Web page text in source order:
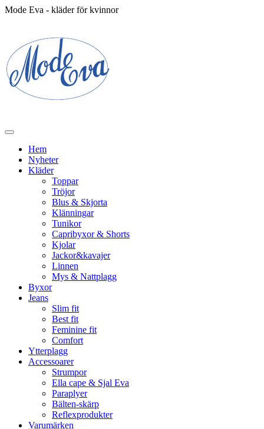
Mode Eva - kläder för kvinnor
Hem
Nyheter
Kläder
Toppar
Tröjor
Blus & Skjorta
Klänningar
Tunikor
Capribyxor & Shorts
Kjolar
Jackor&kavajer
Linnen
Mys & Nattplagg
Byxor
Jeans
Slim fit
Best fit
Feminine fit
Comfort
Ytterplagg
Accessoarer
Strumpor
Ella cape & Sjal Eva
Paraplyer
Bälten-skärp
Reflexprodukter
Varumärken